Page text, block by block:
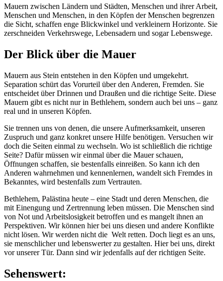
Mauern zwischen Ländern und Städten, Menschen und ihrer Arbeit,
Menschen und Menschen, in den Köpfen der Menschen begrenzen
die Sicht, schaffen enge Blickwinkel und verkleinern Horizonte. Sie
zerschneiden Verkehrswege, Lebensadern und sogar Lebenswege.
Der Blick über die Mauer
Mauern aus Stein entstehen in den Köpfen und umgekehrt.
Separation schürt das Vorurteil über den Anderen, Fremden. Sie
entscheidet über Drinnen und Draußen und die richtige Seite. Diese
Mauern gibt es nicht nur in Bethlehem, sondern auch bei uns – ganz
real und in unseren Köpfen.
Sie trennen uns von denen, die unsere Aufmerksamkeit, unseren
Zuspruch und ganz konkret unsere Hilfe benötigen. Versuchen wir
doch die Seiten einmal zu wechseln. Wo ist schließlich die richtige
Seite? Dafür müssen wir einmal über die Mauer schauen,
Öffnungen schaffen, sie bestenfalls einreißen. So kann ich den
Anderen wahrnehmen und kennenlernen, wandelt sich Fremdes in
Bekanntes, wird bestenfalls zum Vertrauten.
Bethlehem, Palästina heute – eine Stadt und deren Menschen, die
mit Einengung und Zertrennung leben müssen. Die Menschen sind
von Not und Arbeitslosigkeit betroffen und es mangelt ihnen an
Perspektiven. Wir können hier bei uns diesen und andere Konflikte
nicht lösen. Wir werden nicht die Welt retten. Doch liegt es an uns,
sie menschlicher und lebenswerter zu gestalten. Hier bei uns, direkt
vor unserer Tür. Dann sind wir jedenfalls auf der richtigen Seite.
Sehenswert: